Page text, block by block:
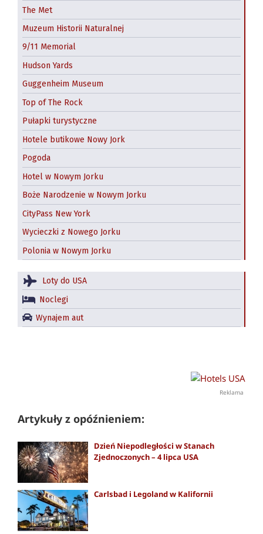
The Met
Muzeum Historii Naturalnej
9/11 Memorial
Hudson Yards
Guggenheim Museum
Top of The Rock
Pułapki turystyczne
Hotele butikowe Nowy Jork
Pogoda
Hotel w Nowym Jorku
Boże Narodzenie w Nowym Jorku
CityPass New York
Wycieczki z Nowego Jorku
Polonia w Nowym Jorku
Loty do USA
Noclegi
Wynajem aut
Reklama
Artykuły z opóźnieniem:
Dzień Niepodległości w Stanach
Zjednoczonych – 4 lipca USA
Carlsbad i Legoland w Kalifornii